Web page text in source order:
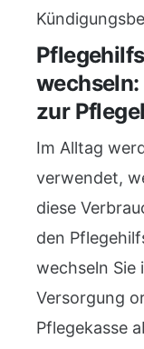
zur
Im Alltag
verwendet,
diese
den
wechseln Sie
Versorgung
Pflegekasse